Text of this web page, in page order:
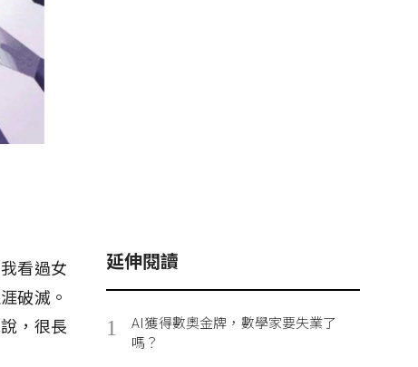
看過女
破滅。
，很長
延伸閱讀
1
AI獲得數奧金牌，數學家要失業了
嗎？